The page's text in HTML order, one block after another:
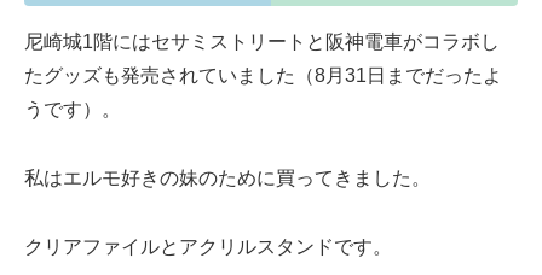
尼崎城1階にはセサミストリートと阪神電車がコラボし
たグッズも発売されていました（8月31日までだったよ
うです）。
私はエルモ好きの妹のために買ってきました。
クリアファイルとアクリルスタンドです。